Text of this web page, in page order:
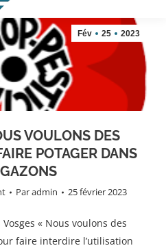
VOULONS DES
POTAGER DANS
Paradmin 25 février 2023
Fév 25 2023
« Nous voulons des
faire interdire l’utilisation